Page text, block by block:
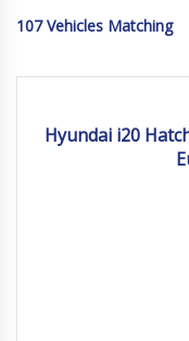
107 Vehicles Matching
Hyundai i20